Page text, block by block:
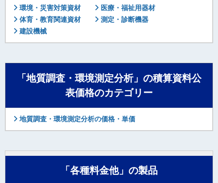
環境・災害対策資材
医療・福祉用器材
体育・教育関連資材
測定・診断機器
建設機械
「地質調査・環境測定分析」の積算資料公
表価格のカテゴリー
地質調査・環境測定分析の価格・単価
「各種料金他」の製品